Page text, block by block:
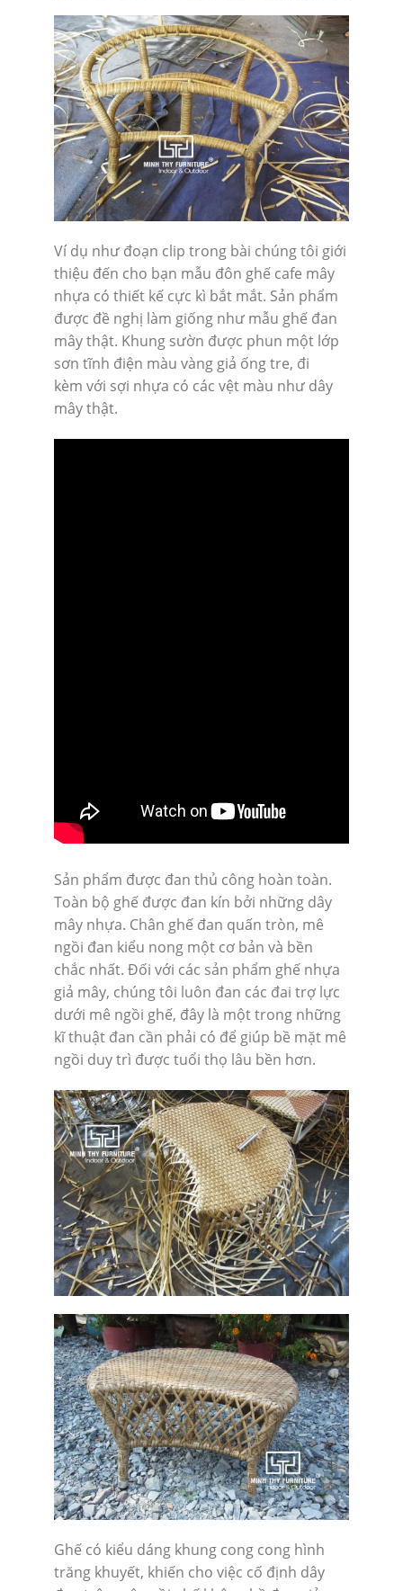
Ví dụ như đoạn clip trong bài chúng tôi giới
thiệu đến cho bạn mẫu đôn ghế cafe mây
nhựa có thiết kế cực kì bắt mắt. Sản phẩm
được đề nghị làm giống như mẫu ghế đan
mây thật. Khung sườn được phun một lớp
sơn tĩnh điện màu vàng giả ống tre, đi
kèm với sợi nhựa có các vệt màu như dây
mây thật.
Sản phẩm được đan thủ công hoàn toàn.
Toàn bộ ghế được đan kín bởi những dây
mây nhựa. Chân ghế đan quấn tròn, mê
ngồi đan kiểu nong một cơ bản và bền
chắc nhất. Đối với các sản phẩm ghế nhựa
giả mây, chúng tôi luôn đan các đai trợ lực
dưới mê ngồi ghế, đây là một trong những
kĩ thuật đan cần phải có để giúp bề mặt mê
ngồi duy trì được tuổi thọ lâu bền hơn.
Ghế có kiểu dáng khung cong cong hình
trăng khuyết, khiến cho việc cố định dây